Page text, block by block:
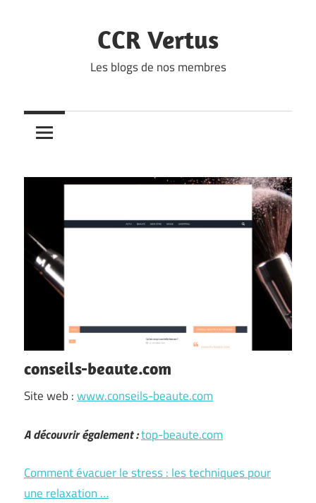
CCR Vertus
Les blogs de nos membres
conseils-beaute.com
Site web :www.conseils-beaute.com
A découvrir également :top-beaute.com
Comment évacuer le stress : les techniques pour
une relaxation …